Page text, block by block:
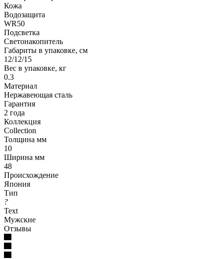
Кожа
Водозащита
WR50
Подсветка
Светонакопитель
Габариты в упаковке, см
12/12/15
Вес в упаковке, кг
0.3
Материал
Нержавеющая сталь
Гарантия
2 года
Коллекция
Collection
Толщина мм
10
Ширина мм
48
Происхождение
Япония
Тип
?
Text
Мужские
Отзывы